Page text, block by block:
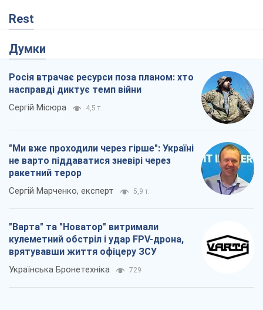
Rest
Думки
Росія втрачає ресурси поза планом: хто
насправді диктує темп війни
Сергій Місюра 4,5 т.
"Ми вже проходили через гірше": Україні
не варто піддаватися зневірі через
ракетний терор
Сергій Марченко, експерт 5,9 т.
"Варта" та "Новатор" витримали
кулеметний обстріл і удар FPV-дрона,
врятувавши життя офіцеру ЗСУ
Українська Бронетехніка 729